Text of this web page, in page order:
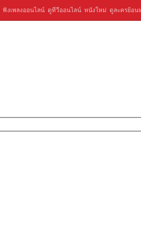
ฟังเพลงออนไลน์ ดูทีวีออนไลน์ หนังใหม่ ดูละครย้อน